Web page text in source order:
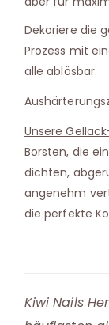
Dekoriere die
Prozess mit
alle ablösbar.
Unsere
Borsten, die
dichten,
angenehm
die perfekte
Kiwi Nails